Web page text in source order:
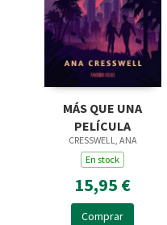
MÁS QUE UNA
PELÍCULA
CRESSWELL, ANA
En stock
15,95 €
Comprar